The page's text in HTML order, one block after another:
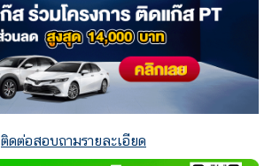
ติดต่อสอบถามรายละเอียด